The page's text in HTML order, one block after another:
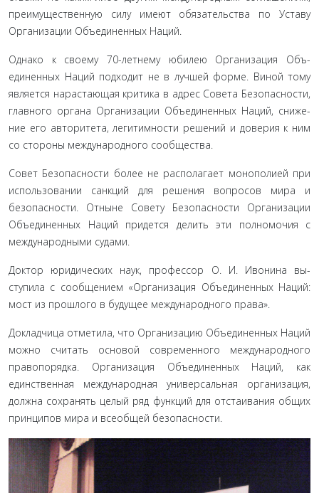
преимущественную силу имеют обязательства по Уставу
Орга­низации Объединенных Наций.
Однако к своему 70-летнему юбилею Организация Объ­
единенных Наций подходит не в лучшей форме. Виной тому
является нарастающая критика в адрес Совета Безопасности,
главного органа Организации Объединенных Наций, сниже­
ние его авторитета, легитимности решений и доверия к ним
со стороны международного сообщества.
Совет Безопасности более не располагает монополией при
использовании санкций для решения вопросов мира и
безопасности. Отныне Совету Безопасности Организации
Объединенных Наций придется делить эти полномочия с
международными судами.
Доктор юридических наук, профессор О. И. Ивонина вы­
ступила с сообщением «Организация Объединенных Наций:
мост из прошлого в будущее международного права».
Докладчица отметила, что Организацию Объединенных Наций
можно считать основой современного международ­ного
правопорядка. Организация Объединенных Наций, как
единственная международная универсальная организация,
должна сохранять целый ряд функций для отстаивания об­щих
принципов мира и всеобщей безопасности.